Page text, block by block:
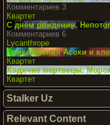
Комментариев 3
Квартет
С днём рождения,
Комментариев 6
Lycanthrope
Приключения Асоки и
Квартет
Ходячие мертвецы.
Квартет
Stalker Uz
Relevant Content